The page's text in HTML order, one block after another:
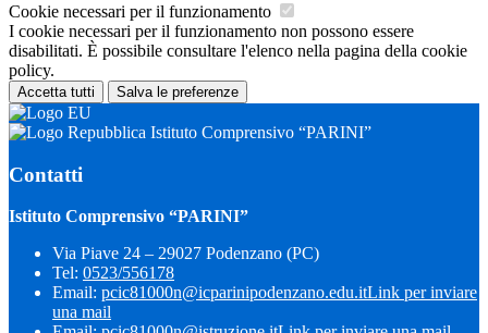
Cookie necessari per il funzionamento
I cookie necessari per il funzionamento non possono essere
disabilitati. È possibile consultare l'elenco nella pagina della cookie
policy.
Accetta tutti Salva le preferenze
Istituto Comprensivo “PARINI”
Contatti
Istituto Comprensivo “PARINI”
Via Piave 24 – 29027 Podenzano (PC)
Tel: 0523/556178
Email: pcic81000n@icparinipodenzano.edu.itLink per inviare
una mail